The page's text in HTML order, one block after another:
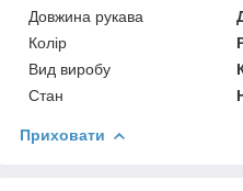
Довжина рукава
Колір
Вид виробу
Стан
Приховати